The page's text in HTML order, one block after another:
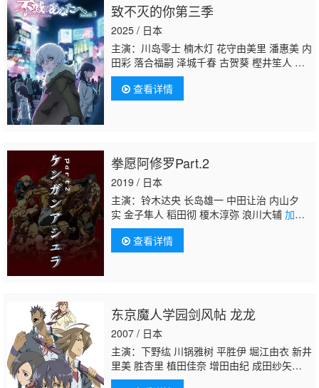
致不灭的你第三季
2025 / 日本
主演：川岛零士 楠木灯 花守由美里 潘惠美 内
田彩 落合福嗣 泽城千春 古贺葵 樫井笙人 子
安武人 引坂理绘 八代拓 稻川英里 广桥凉
濑康之石川界人 宫下荣治 津田健次郎
查看详情
拳愿阿修罗Part.2
2019 / 日本
主演：铃木达央 长岛雄一 中田让治 内山夕
实 金子隼人 稻田彻 榎木淳弥 浪川大辅 加濑
康之莲池龙三 下妻由幸 莲岳大 山本兼平 阿
座上洋平 野上尤加奈 小市真琴 德本英一郎 石
井康嗣 浦山迅 水中雅章 千叶繁 广濑裕也 黑
治 柳泽荣治 马修·马萨尔巴罗 藤原启治 桑谷
夏子 保志总一朗 小野大辅 樱井孝宏 泽城千
春 高桥伸也 村濑克辉 平田真菜 桧山修之 游
佐浩二 小西克幸 星
查看详情
东京魔人学园剑风帖 龙龙
2007 / 日本
主演：下野纮 川锅雅树 平胜伊 堀江由衣 新井
里美 胜杏里 植田佳奈 增田由纪 成田纱矢
香 关口英司 四宫豪 山崎满 小野凉子 坪井智